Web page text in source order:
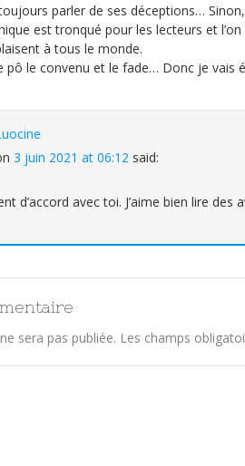
parler de ses déceptions… Sinon,
est tronqué pour les lecteurs et l’on
à tous le monde.
pô le convenu et le fade… Donc je vais
3 juin 2021 at 06:12 said:
d’accord avec toi. J’aime bien lire des
sera pas publiée. Les champs